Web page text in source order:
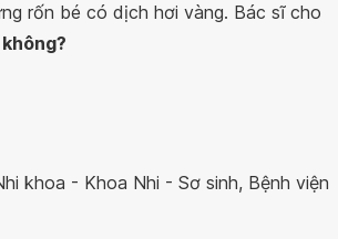
rốn bé có dịch hơi vàng. Bác sĩ cho
khoa - Khoa Nhi - Sơ sinh, Bệnh viện